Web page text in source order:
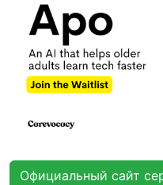
Официальный сайт